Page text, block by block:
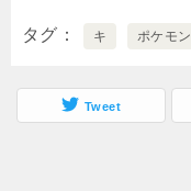
タグ キ ポケモン
Tweet